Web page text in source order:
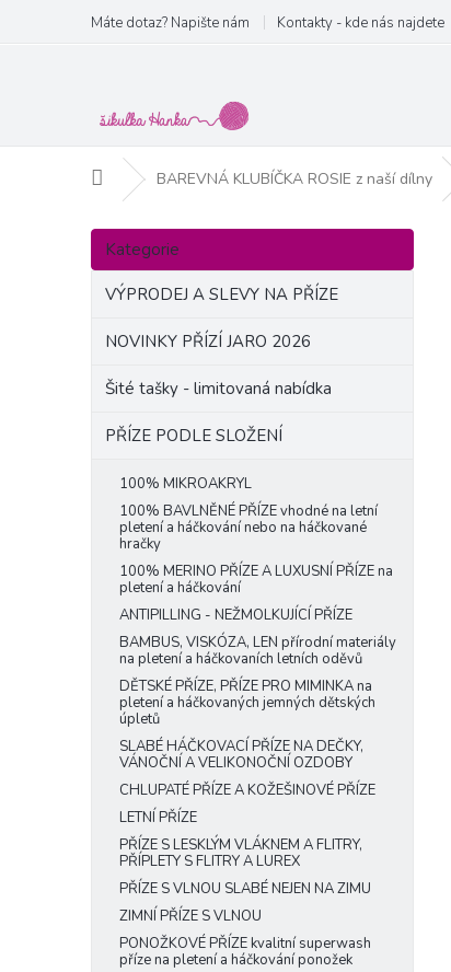
obsah
Máte dotaz? Napište nám Kontakty - kde nás najdete
Domů BAREVNÁ KLUBÍČKA ROSIE z naší dílny
P
s
Přeskočit
kategorie
Kategorie
VÝPRODEJ A SLEVY NA PŘÍZE
NOVINKY PŘÍZÍ JARO 2026
Šité tašky - limitovaná nabídka
PŘÍZE PODLE SLOŽENÍ
100% MIKROAKRYL
100% BAVLNĚNÉ PŘÍZE vhodné na letní
pletení a háčkování nebo na háčkované
hračky
100% MERINO PŘÍZE A LUXUSNÍ PŘÍZE na
pletení a háčkování
ANTIPILLING - NEŽMOLKUJÍCÍ PŘÍZE
BAMBUS, VISKÓZA, LEN přírodní materiály
na pletení a háčkovaních letních oděvů
DĚTSKÉ PŘÍZE, PŘÍZE PRO MIMINKA na
pletení a háčkovaných jemných dětských
úpletů
SLABÉ HÁČKOVACÍ PŘÍZE NA DEČKY,
VÁNOČNÍ A VELIKONOČNÍ OZDOBY
CHLUPATÉ PŘÍZE A KOŽEŠINOVÉ PŘÍZE
LETNÍ PŘÍZE
PŘÍZE S LESKLÝM VLÁKNEM A FLITRY,
PŘÍPLETY S FLITRY A LUREX
PŘÍZE S VLNOU SLABÉ NEJEN NA ZIMU
ZIMNÍ PŘÍZE S VLNOU
PONOŽKOVÉ PŘÍZE kvalitní superwash
příze na pletení a háčkování ponožek